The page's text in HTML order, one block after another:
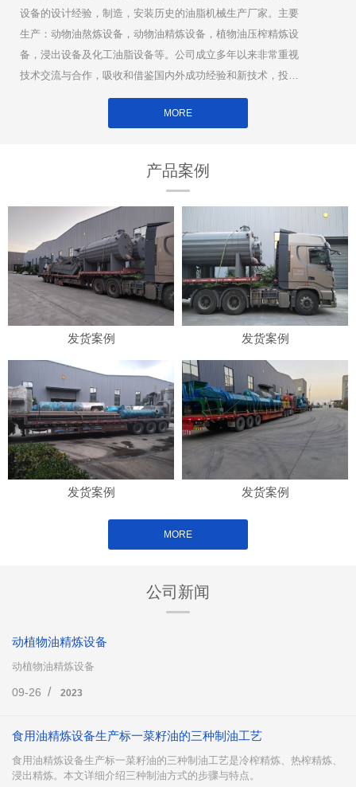
设备的设计经验，制造，安装历史的油脂机械生产厂家。主要
生产：动物油熬炼设备，动物油精炼设备，植物油压榨精炼设
备，浸出设备及化工油脂设备等。公司成立多年以来非常重视
技术交流与合作，吸收和借鉴国内外成功经验和新技术，投入
大量**用于新设备的研制和开发。
MORE
产品案例
发货案例 发货案例
发货案例 发货案例
MORE
公司新闻
动植物油精炼设备
动植物油精炼设备
09-26 / 2023
食用油精炼设备生产标一菜籽油的三种制油工艺
食用油精炼设备生产标一菜籽油的三种制油工艺是冷榨精炼、热榨精炼、
浸出精炼。本文详细介绍三种制油方式的步骤与特点。